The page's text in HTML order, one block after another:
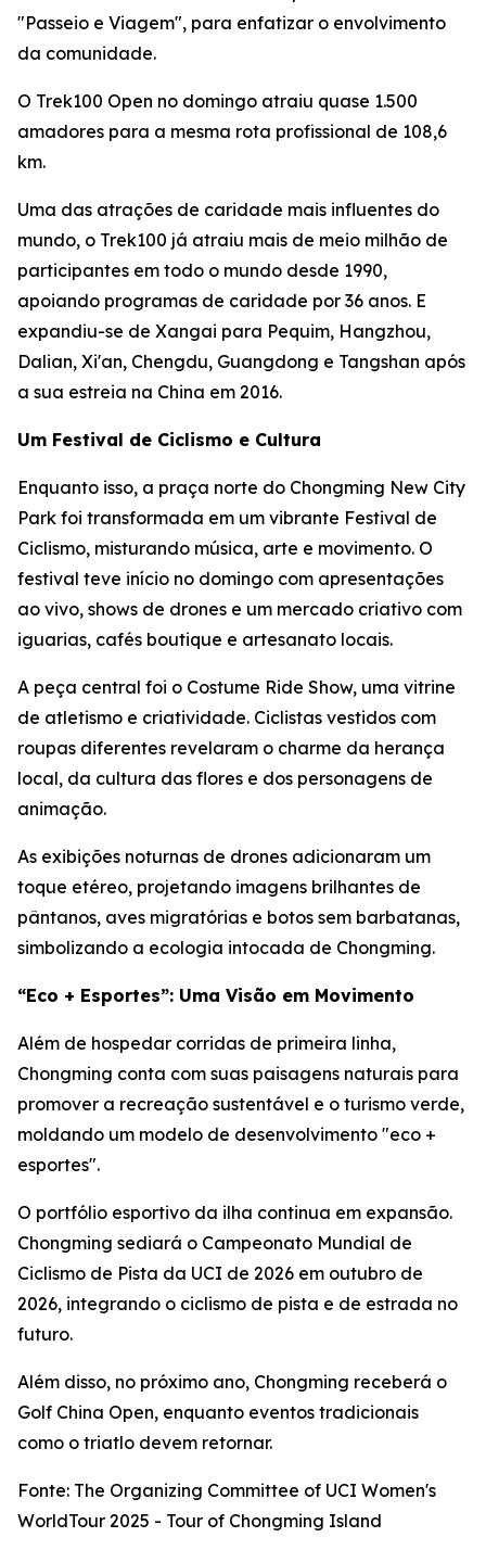
"Passeio e Viagem", para enfatizar o envolvimento
da comunidade.
O Trek100 Open no domingo atraiu quase 1.500
amadores para a mesma rota profissional de 108,6
km.
Uma das atrações de caridade mais influentes do
mundo, o Trek100 já atraiu mais de meio milhão de
participantes em todo o mundo desde 1990,
apoiando programas de caridade por 36 anos. E
expandiu-se de Xangai para Pequim, Hangzhou,
Dalian, Xi'an, Chengdu, Guangdong e Tangshan após
a sua estreia na China em 2016.
Um Festival de Ciclismo e Cultura
Enquanto isso, a praça norte do Chongming New City
Park foi transformada em um vibrante Festival de
Ciclismo, misturando música, arte e movimento. O
festival teve início no domingo com apresentações
ao vivo, shows de drones e um mercado criativo com
iguarias, cafés boutique e artesanato locais.
A peça central foi o Costume Ride Show, uma vitrine
de atletismo e criatividade. Ciclistas vestidos com
roupas diferentes revelaram o charme da herança
local, da cultura das flores e dos personagens de
animação.
As exibições noturnas de drones adicionaram um
toque etéreo, projetando imagens brilhantes de
pântanos, aves migratórias e botos sem barbatanas,
simbolizando a ecologia intocada de Chongming.
“Eco + Esportes”: Uma Visão em Movimento
Além de hospedar corridas de primeira linha,
Chongming conta com suas paisagens naturais para
promover a recreação sustentável e o turismo verde,
moldando um modelo de desenvolvimento "eco +
esportes".
O portfólio esportivo da ilha continua em expansão.
Chongming sediará o Campeonato Mundial de
Ciclismo de Pista da UCI de 2026 em outubro de
2026, integrando o ciclismo de pista e de estrada no
futuro.
Além disso, no próximo ano, Chongming receberá o
Golf China Open, enquanto eventos tradicionais
como o triatlo devem retornar.
Fonte: The Organizing Committee of UCI Women's
WorldTour 2025 - Tour of Chongming Island